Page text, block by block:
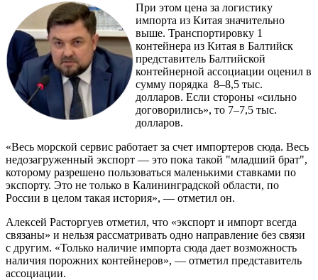
При этом цена за логистику
импорта из Китая значительно
выше. Транспортировку 1
контейнера из Китая в Балтийск
представитель Балтийской
контейнерной ассоциации оценил в
сумму порядка 8–8,5 тыс.
долларов. Если стороны «сильно
договорились», то 7–7,5 тыс.
долларов.
«Весь морской сервис работает за счет импортеров сюда. Весь
недозагруженный экспорт — это пока такой "младший брат",
которому разрешено пользоваться маленькими ставками по
экспорту. Это не только в Калининградской области, по
России в целом такая история», — отметил он.
Алексей Расторгуев отметил, что «экспорт и импорт всегда
связаны» и нельзя рассматривать одно направление без связи
с другим. «Только наличие импорта сюда дает возможность
наличия порожних контейнеров», — отметил представитель
ассоциации.